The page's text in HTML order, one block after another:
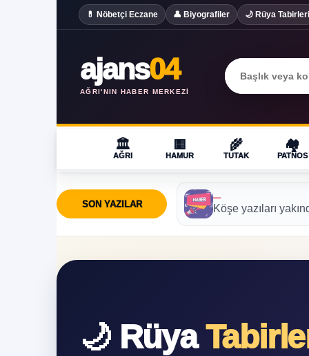
💊 Nöbetçi Eczane 👤 Biyografiler 🌙 Rüya Tabirleri
ajans04
AĞRI'NIN HABER MERKEZI
🏛️
AĞRI
🟨
HAMUR
🌾
TUTAK
🏘️
PATNOS
SON YAZILAR
—
Köşe yazıları
🌙 Rüya